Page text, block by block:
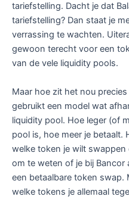
tariefstelling. Dacht je dat
tariefstelling? Dan staat je
verrassing te wachten.
gewoon terecht voor een
van de vele liquidity pools.
Maar hoe zit het nou
gebruikt een model wat
liquidity pool. Hoe leger (of
pool is, hoe meer je betaalt.
welke token je wilt
om te weten of je bij
een betaalbare token swap.
welke tokens je allemaal